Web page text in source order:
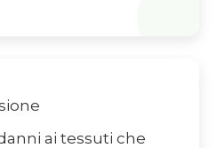
ai tessuti che